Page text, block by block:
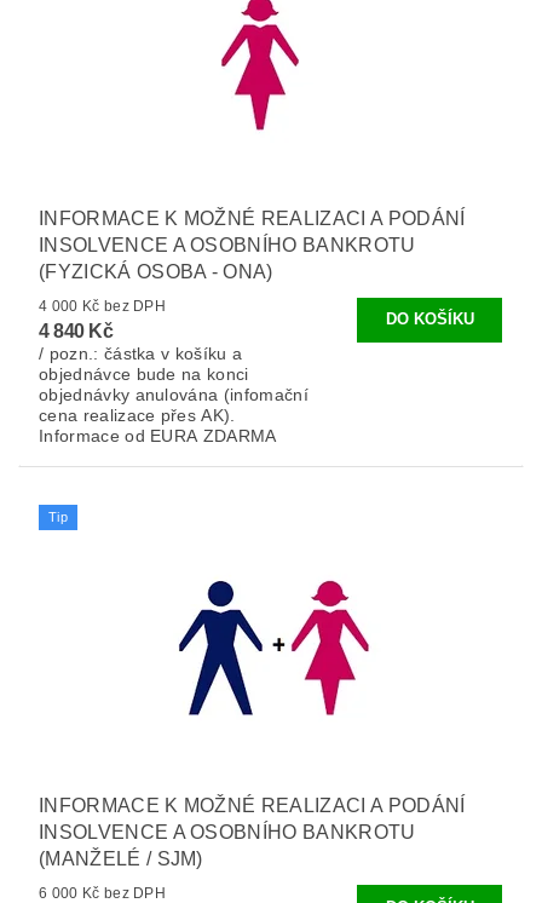
INFORMACE K MOŽNÉ REALIZACI A PODÁNÍ
INSOLVENCE A OSOBNÍHO BANKROTU
(FYZICKÁ OSOBA - ONA)
4 000 Kč bez DPH
4 840 Kč
/ pozn.: částka v košíku a
objednávce bude na konci
objednávky anulována (infomační
cena realizace přes AK).
Informace od EURA ZDARMA
Tip
INFORMACE K MOŽNÉ REALIZACI A PODÁNÍ
INSOLVENCE A OSOBNÍHO BANKROTU
(MANŽELÉ / SJM)
6 000 Kč bez DPH